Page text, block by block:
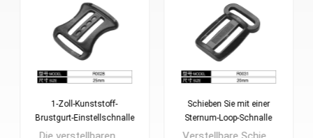
1-Zoll-Kunststoff-
Brustgurt-Einstellschnalle
Schieben Sie mit einer
Sternum-Loop-Schnalle